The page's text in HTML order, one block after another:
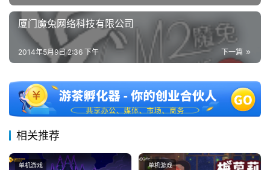
厦门魔兔网络科技有限公司
下一篇
2014年5月9日 2:36 下午
相关推荐
单机游戏 单机游戏